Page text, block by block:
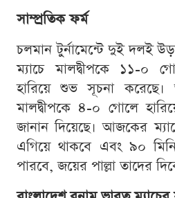
সাম্প্রতিক ফর্ম
চলমান টুর্নামেন্টে দুই দলই
ম্যাচে মালদ্বীপকে ১১-০
হারিয়ে শুভ সূচনা করেছে।
মালদ্বীপকে ৪-০ গোলে
জানান দিয়েছে। আজকের
এগিয়ে থাকবে এবং ৯০
পারবে, জয়ের পাল্লা তাদের